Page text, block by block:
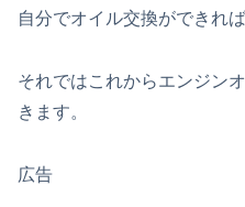
自分でオイル交換ができれ
それではこれからエンジン
きます。
広告